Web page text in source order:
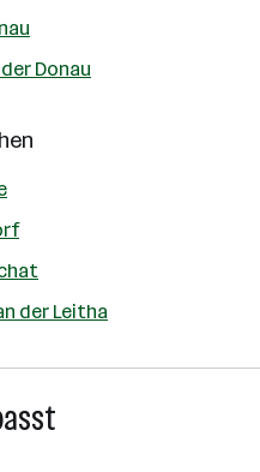
Donau
der Leitha